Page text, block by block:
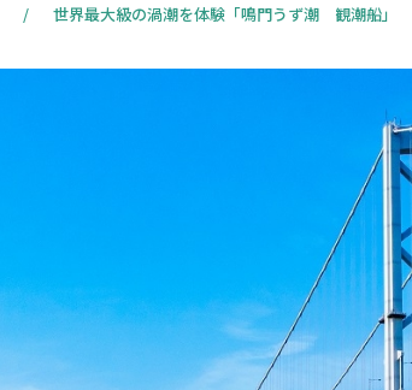
世界最大級の渦潮を体験「鳴門うず潮 観潮船」